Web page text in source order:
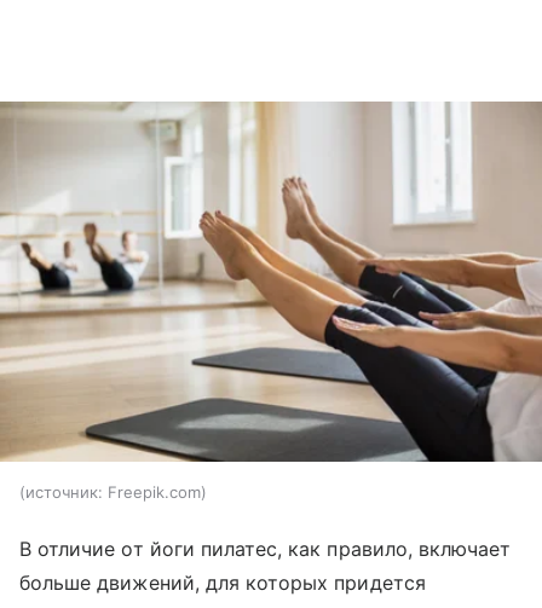
источник: Freepik.com
В отличие от йоги пилатес, как правило, включает
больше движений, для которых придется